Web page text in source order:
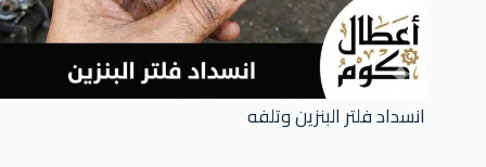
انسداد فلتر البنزين وتلفه